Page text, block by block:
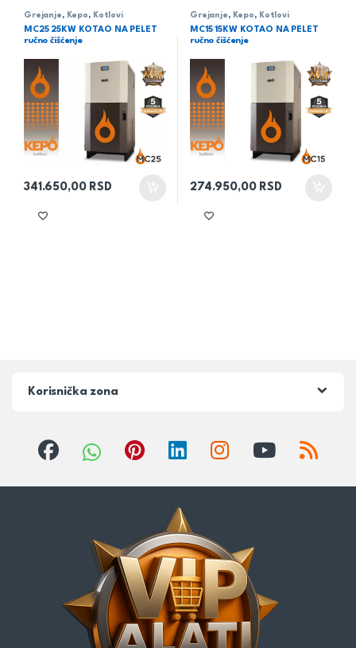
Grejanje , Kepo , Kotlovi
MC25 25KW KOTAO NA PELET
ručno čišćenje
341.650,00 RSD
Grejanje , Kepo , Kotlovi
MC15 15KW KOTAO NA PELET
ručno čišćenje
274.950,00 RSD
Korisnička zona